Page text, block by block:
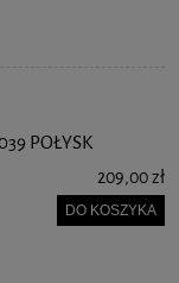
POŁYSK
209,00 zł
DO KOSZYKA